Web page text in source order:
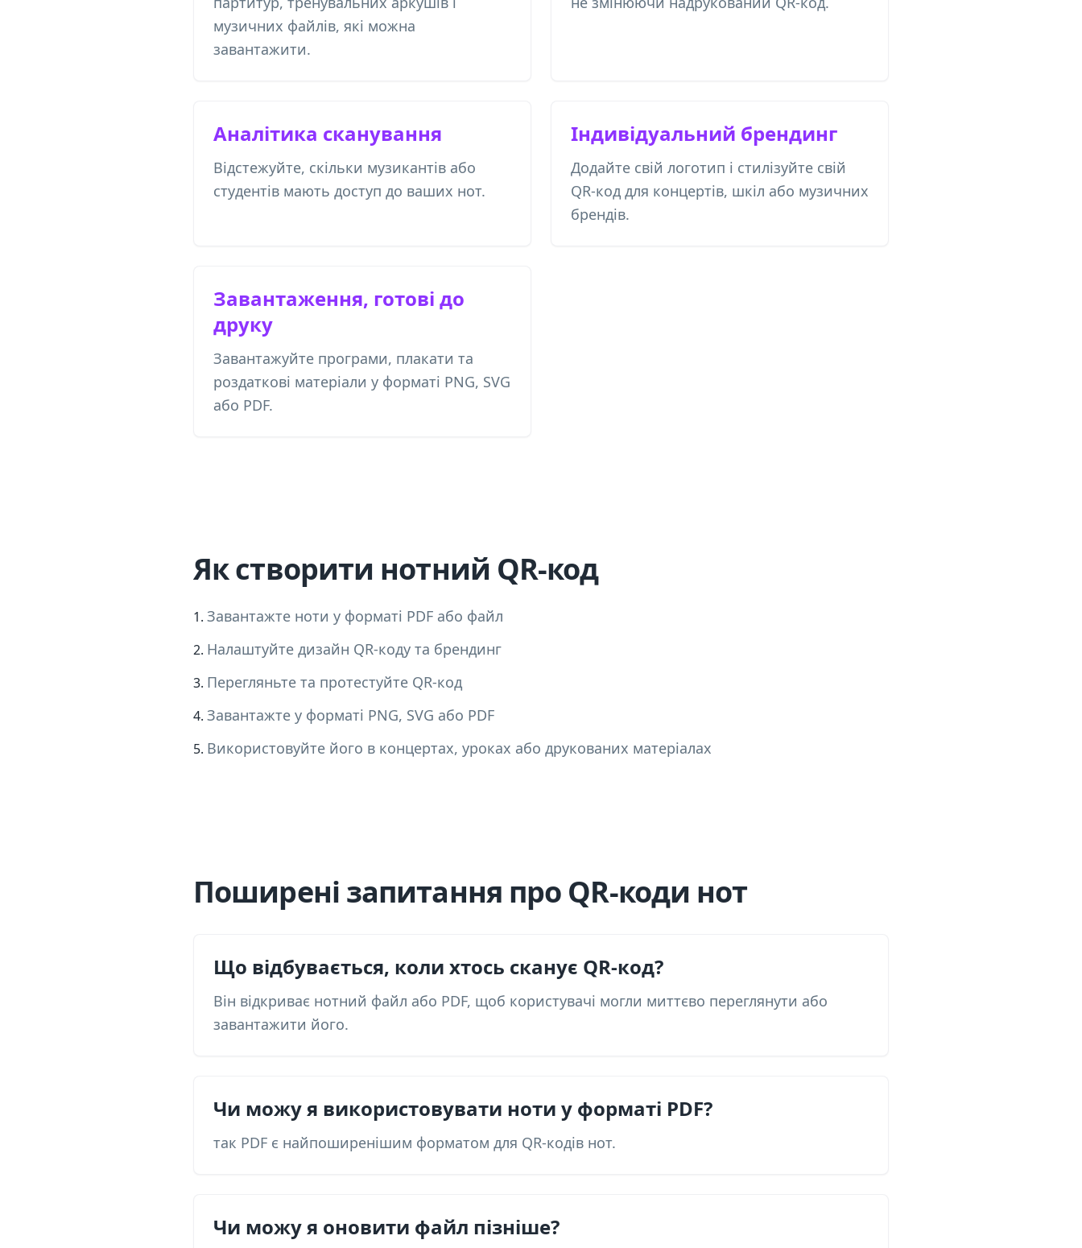
музичних файлів, які можна
завантажити.
Аналітика сканування
Відстежуйте, скільки музикантів або
студентів мають доступ до ваших нот.
Індивідуальний брендинг
Додайте свій логотип і стилізуйте свій
QR-код для концертів, шкіл або музичних
брендів.
Завантаження, готові до
друку
Завантажуйте програми, плакати та
роздаткові матеріали у форматі PNG, SVG
або PDF.
Як створити нотний QR-код
Завантажте ноти у форматі PDF або файл
Налаштуйте дизайн QR-коду та брендинг
Перегляньте та протестуйте QR-код
Завантажте у форматі PNG, SVG або PDF
Використовуйте його в концертах, уроках або друкованих матеріалах
Поширені запитання про QR-коди нот
Що відбувається, коли хтось сканує QR-код?
Він відкриває нотний файл або PDF, щоб користувачі могли миттєво переглянути або
завантажити його.
Чи можу я використовувати ноти у форматі PDF?
так PDF є найпоширенішим форматом для QR-кодів нот.
Чи можу я оновити файл пізніше?